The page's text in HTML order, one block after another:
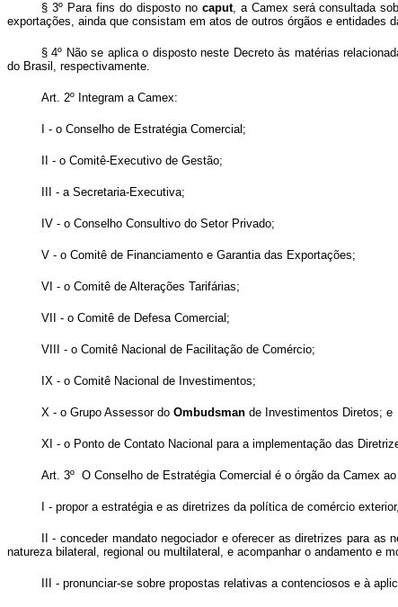
§ 3º Para fins do disposto no caput, a Camex será consultada
exportações, ainda que consistam em atos de outros órgãos e entidades
§ 4º Não se aplica o disposto neste Decreto às matérias
do Brasil, respectivamente.
Art. 2º Integram a Camex:
I - o Conselho de Estratégia Comercial;
II - o Comitê-Executivo de Gestão;
III - a Secretaria-Executiva;
IV - o Conselho Consultivo do Setor Privado;
V - o Comitê de Financiamento e Garantia das Exportações;
VI - o Comitê de Alterações Tarifárias;
VII - o Comitê de Defesa Comercial;
VIII - o Comitê Nacional de Facilitação de Comércio;
IX - o Comitê Nacional de Investimentos;
X - o Grupo Assessor do Ombudsmande Investimentos Diretos; e
XI - o Ponto de Contato Nacional para a implementação das
Art. 3º O Conselho de Estratégia Comercial é o órgão da Camex
I - propor a estratégia e as diretrizes da política de comércio
II - conceder mandato negociador e oferecer as diretrizes para
natureza bilateral, regional ou multilateral, e acompanhar o andamento e
III - pronunciar-se sobre propostas relativas a contenciosos e à